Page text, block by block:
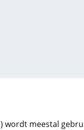
wordt meestal